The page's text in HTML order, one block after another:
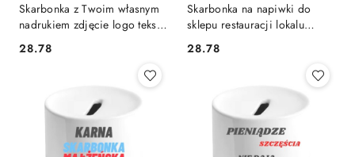
Skarbonka z Twoim własnym
nadrukiem zdjęcie logo tekst
na prezent
Cena:
28.78
Skarbonka na napiwki do
sklepu restauracji lokalu
serwisu
Cena:
28.78